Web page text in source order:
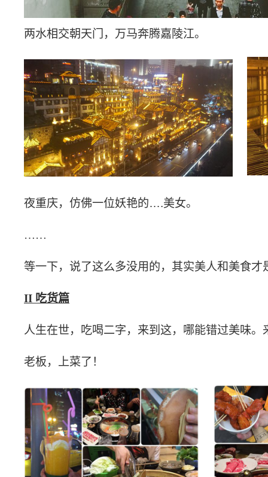
两水相交朝天门，万马奔腾嘉陵江。
夜重庆，仿佛一位妖艳的….美女。
……
等一下，说了这么多没用的，其实美人和美食才
II 吃货篇
人生在世，吃喝二字，来到这，哪能错过美味。
老板，上菜了！